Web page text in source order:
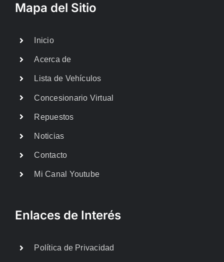
Mapa del Sitio
Inicio
Acerca de
Lista de Vehículos
Concesionario Virtual
Repuestos
Noticias
Contacto
Mi Canal Youtube
Enlaces de Interés
Política de Privacidad